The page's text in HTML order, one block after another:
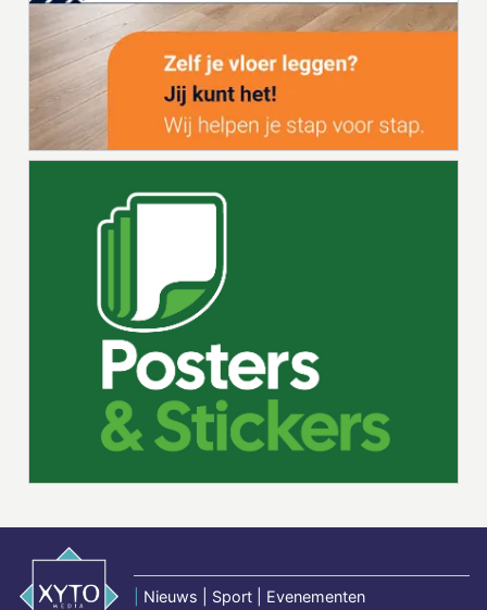
Nieuws | Sport | Evenementen